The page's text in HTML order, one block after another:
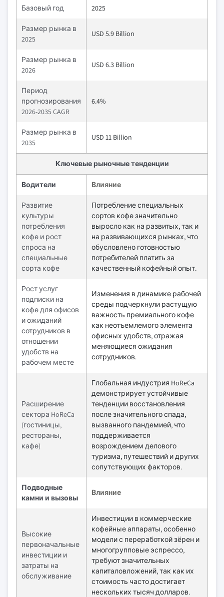
Базовый год 2025
Размер рынка в
2025
USD 5.9 Billion
Размер рынка в
2026
USD 6.3 Billion
Период
прогнозирования
2026-2035 CAGR
6.4%
Размер рынка в
2035
USD 11 Billion
Ключевые рыночные тенденции
Водители Влияние
Развитие
культуры
потребления
кофе и рост
спроса на
специальные
сорта кофе
Потребление специальных
сортов кофе значительно
выросло как на развитых, так и
на развивающихся рынках, что
обусловлено готовностью
потребителей платить за
качественный кофейный опыт.
Рост услуг
подписки на
кофе для офисов
и ожиданий
сотрудников в
отношении
удобств на
рабочем месте
Изменения в динамике рабочей
среды подчеркнули растущую
важность премиального кофе
как неотъемлемого элемента
офисных удобств, отражая
меняющиеся ожидания
сотрудников.
Расширение
сектора HoReCa
(гостиницы,
рестораны,
кафе)
Глобальная индустрия HoReCa
демонстрирует устойчивые
тенденции восстановления
после значительного спада,
вызванного пандемией, что
поддерживается
возрождением делового
туризма, путешествий и других
сопутствующих факторов.
Подводные
камни и вызовы
Влияние
Высокие
первоначальные
инвестиции и
затраты на
обслуживание
Инвестиции в коммерческие
кофейные аппараты, особенно
модели с переработкой зёрен и
многогрупповые эспрессо,
требуют значительных
капиталовложений, так как их
стоимость часто достигает
нескольких тысяч долларов.